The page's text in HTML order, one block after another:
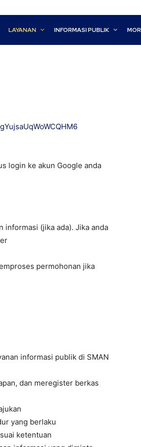
LAYANAN INFORMASI PUBLIK
login ke akun Google anda
informasi (jika ada). Jika anda
permohonan jika
informasi publik di SMAN
dan meregister berkas
yang berlaku
ketentuan